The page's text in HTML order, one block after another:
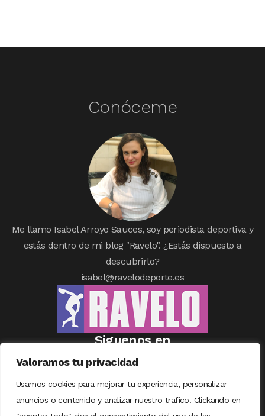
Valoramos tu privacidad
Usamos cookies para mejorar tu experiencia, personalizar
anuncios o contenido y analizar nuestro trafico. Clickando en
Conóceme
Me llamo Isabel Arroyo Sauces, soy periodista deportiva y
estás dentro de mi blog "Ravelo". ¿Estás dispuesto a
descubrirlo?
isabel@ravelodeporte.es
Siguenos en